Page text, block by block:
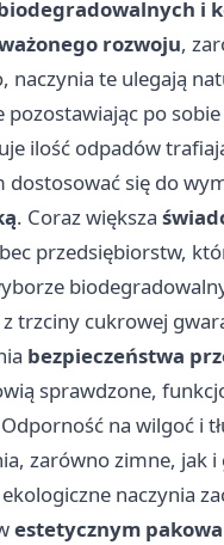
i
rozwoju,
naczynia te ulegają
pozostawiając po
ilość odpadów
dostosować się do
. Coraz większa
przedsiębiorstw,
trzciny cukrowej
bezpieczeństwa
sprawdzone,
na wilgoć i
zarówno zimne, jak
naczynia
estetycznym